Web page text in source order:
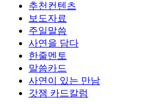
추천컨텐츠
보도자료
주일말씀
사연을 담다
한줄멘토
말씀카드
사연이 있는 만남
갓잼 카드칼럼